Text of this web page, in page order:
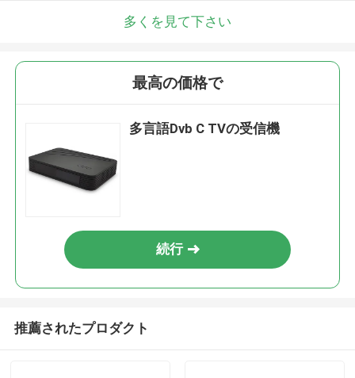
多くを見て下さい
最高の価格で
多言語Dvb C TVの受信機
続行
推薦されたプロダクト